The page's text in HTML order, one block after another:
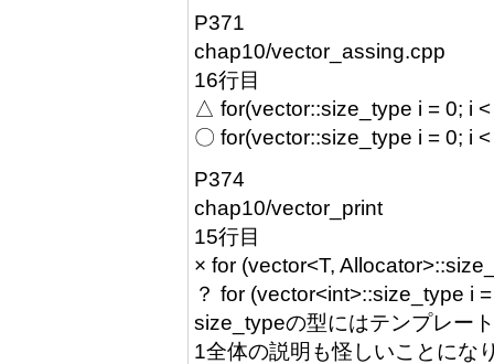
P371
chap10/vector_assing.cpp
16行目
△ for(vector::size_type i = 0; i
〇 for(vector::size_type i = 0; i
P374
chap10/vector_print
15行目
× for (vector<T,
？ for (vector<int>::size_type i
size_typeの型にはテンプレー
1全体の説明も怪しいことにな